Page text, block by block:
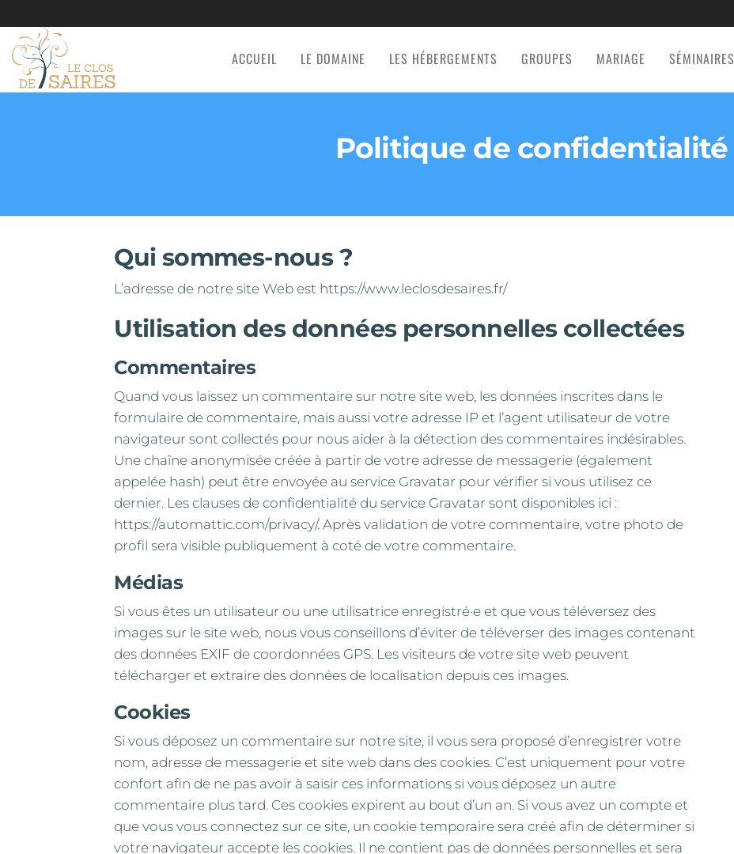
CLOS
ACCUEIL LE DOMAINE LES HÉBERGEMENTS GROUPES MARIAGE SÉMINAIRES
Politique de confidentialité
Qui sommes-nous ?
L’adresse de notre site Web est https://www.leclosdesaires.fr/
Utilisation des données personnelles collectées
Commentaires
Quand vous laissez un commentaire sur notre site web, les données inscrites dans le
formulaire de commentaire, mais aussi votre adresse IP et l’agent utilisateur de votre
navigateur sont collectés pour nous aider à la détection des commentaires indésirables.
Une chaîne anonymisée créée à partir de votre adresse de messagerie (également
appelée hash) peut être envoyée au service Gravatar pour vérifier si vous utilisez ce
dernier. Les clauses de confidentialité du service Gravatar sont disponibles ici :
https://automattic.com/privacy/. Après validation de votre commentaire, votre photo de
profil sera visible publiquement à coté de votre commentaire.
Médias
Si vous êtes un utilisateur ou une utilisatrice enregistré·e et que vous téléversez des
images sur le site web, nous vous conseillons d’éviter de téléverser des images contenant
des données EXIF de coordonnées GPS. Les visiteurs de votre site web peuvent
télécharger et extraire des données de localisation depuis ces images.
Cookies
Si vous déposez un commentaire sur notre site, il vous sera proposé d’enregistrer votre
nom, adresse de messagerie et site web dans des cookies. C’est uniquement pour votre
confort afin de ne pas avoir à saisir ces informations si vous déposez un autre
commentaire plus tard. Ces cookies expirent au bout d’un an. Si vous avez un compte et
que vous vous connectez sur ce site, un cookie temporaire sera créé afin de déterminer si
votre navigateur accepte les cookies. Il ne contient pas de données personnelles et sera